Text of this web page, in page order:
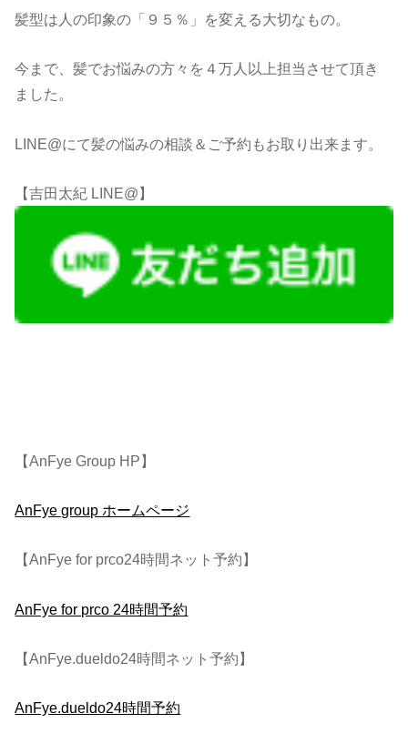
髪型は人の印象の「９５％」を変える大切なもの。
今まで、髪でお悩みの方々を４万人以上担当させて頂き
ました。
LINE@にて髪の悩みの相談＆ご予約もお取り出来ます。
【吉田太紀 LINE@】
【AnFye Group HP】
AnFye group ホームページ
【AnFye for prco24時間ネット予約】
AnFye for prco 24時間予約
【AnFye.dueldo24時間ネット予約】
AnFye.dueldo24時間予約